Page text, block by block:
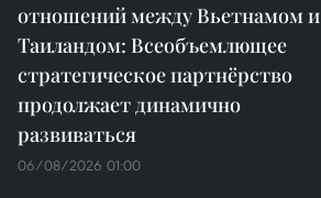
отношений между Вьетнамом и
Таиландом: Всеобъемлющее
стратегическое партнёрство
продолжает динамично
развиваться
06/08/2026 01:00